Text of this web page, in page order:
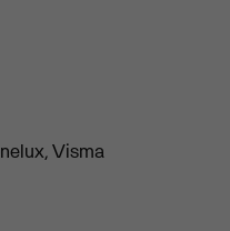
Visma